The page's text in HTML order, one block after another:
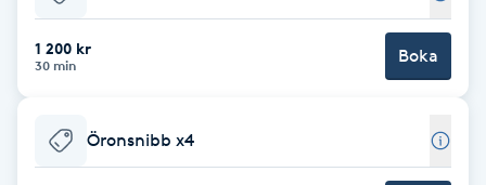
Gravidyoga
1 200 kr
30 min Boka
Öronsnibb x4